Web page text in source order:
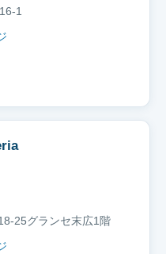
1
25グランセ末広1階